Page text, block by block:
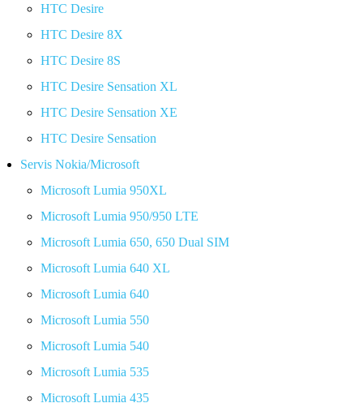
HTC Desire
HTC Desire 8X
HTC Desire 8S
HTC Desire Sensation XL
HTC Desire Sensation XE
HTC Desire Sensation
Servis Nokia/Microsoft
Microsoft Lumia 950XL
Microsoft Lumia 950/950 LTE
Microsoft Lumia 650, 650 Dual SIM
Microsoft Lumia 640 XL
Microsoft Lumia 640
Microsoft Lumia 550
Microsoft Lumia 540
Microsoft Lumia 535
Microsoft Lumia 435